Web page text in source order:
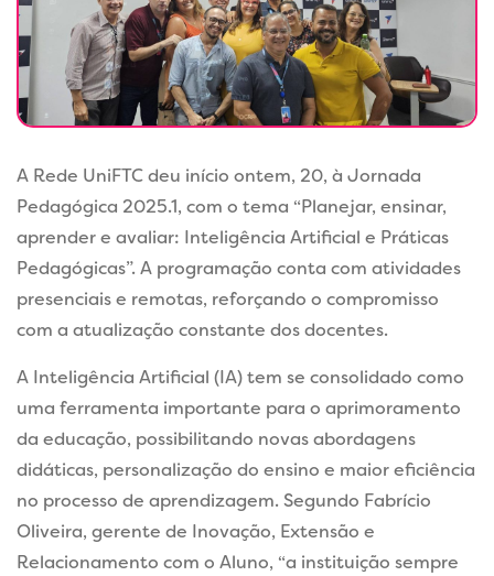
A Rede UniFTC deu início ontem, 20, à Jornada
Pedagógica 2025.1, com o tema “Planejar, ensinar,
aprender e avaliar: Inteligência Artificial e Práticas
Pedagógicas”. A programação conta com atividades
presenciais e remotas, reforçando o compromisso
com a atualização constante dos docentes.
A Inteligência Artificial (IA) tem se consolidado como
uma ferramenta importante para o aprimoramento
da educação, possibilitando novas abordagens
didáticas, personalização do ensino e maior eficiência
no processo de aprendizagem. Segundo Fabrício
Oliveira, gerente de Inovação, Extensão e
Relacionamento com o Aluno, “a instituição sempre